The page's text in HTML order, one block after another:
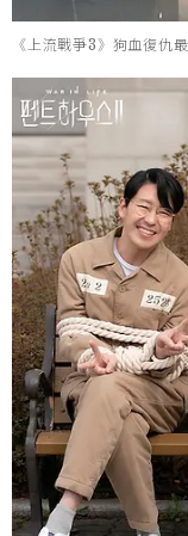
《上流戰爭3》狗血復仇